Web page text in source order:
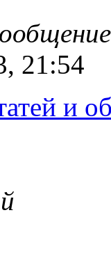
21:54
и